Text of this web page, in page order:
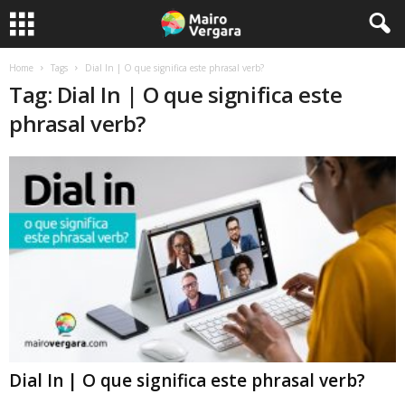
Home Tags Dial In | O que significa este phrasal verb?
Tag: Dial In | O que significa este
phrasal verb?
Dial In | O que significa este phrasal verb?